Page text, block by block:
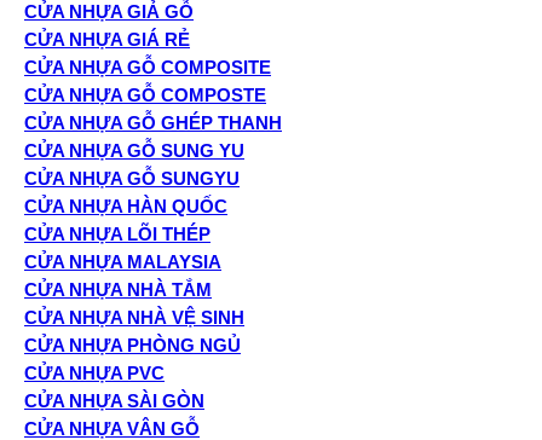
CỬA NHỰA GIẢ GỖ
CỬA NHỰA GIÁ RẺ
CỬA NHỰA GỖ COMPOSITE
CỬA NHỰA GỖ COMPOSTE
CỬA NHỰA GỖ GHÉP THANH
CỬA NHỰA GỖ SUNG YU
CỬA NHỰA GỖ SUNGYU
CỬA NHỰA HÀN QUỐC
CỬA NHỰA LÕI THÉP
CỬA NHỰA MALAYSIA
CỬA NHỰA NHÀ TẮM
CỬA NHỰA NHÀ VỆ SINH
CỬA NHỰA PHÒNG NGỦ
CỬA NHỰA PVC
CỬA NHỰA SÀI GÒN
CỬA NHỰA VÂN GỖ